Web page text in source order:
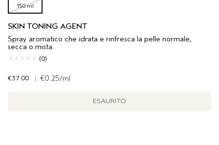
150 ml
SKIN TONING AGENT
Spray aromatico che idrata e rinfresca la pelle normale,
secca o mista.
(0)
€37.00 | €0.25/ml
ESAURITO